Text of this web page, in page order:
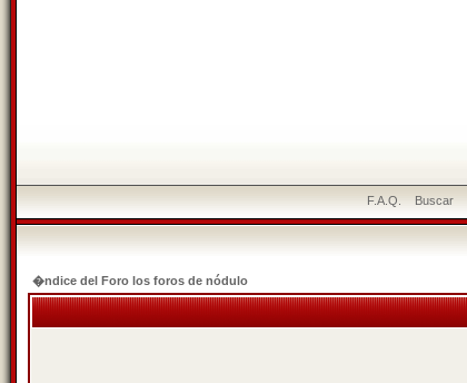
F.A.Q. Buscar
�ndice del Foro los foros de nódulo